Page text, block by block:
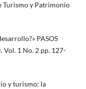
Turismo y Patrimonio
PASOS
Vol. 1 No. 2 pp. 127-
y turismo: la